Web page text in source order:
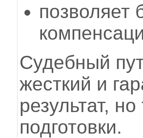
позволяет
Судебный
жесткий и
результат,
подготовки.